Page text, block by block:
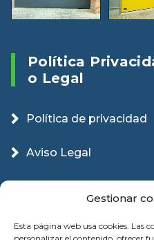
Gestionar
Esta página web usa cookies. Las
Política
O Legal
Política de privacidad
Aviso Legal